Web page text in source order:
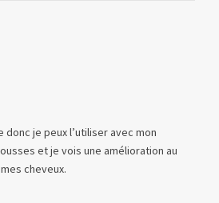
donc je peux l’utiliser avec mon
et je vois une amélioration au
cheveux.